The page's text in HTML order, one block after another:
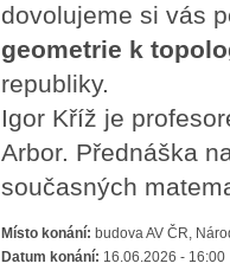
dovolujeme si vás
geometrie k
republiky.
Igor Kříž je
Arbor. Přednáška
současných
Místo konání: budova AV ČR,
Datum konání: 16.06.2026 - 16:00